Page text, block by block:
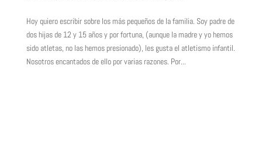
Hoy quiero escribir sobre los más pequeños de la familia. Soy padre de
dos hijas de 12 y 15 años y por fortuna, (aunque la madre y yo hemos
sido atletas, no las hemos presionado), les gusta el atletismo infantil.
Nosotros encantados de ello por varias razones. Por...